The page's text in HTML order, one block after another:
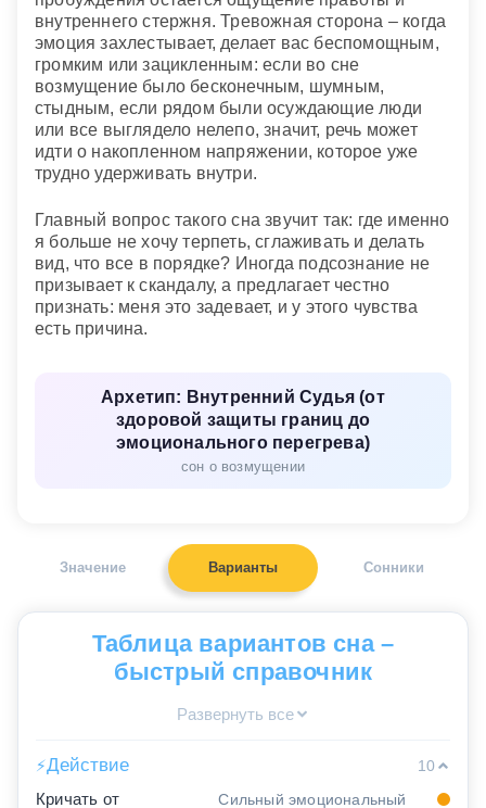
внутреннего стержня. Тревожная сторона – когда
эмоция захлестывает, делает вас беспомощным,
громким или зацикленным: если во сне
возмущение было бесконечным, шумным,
стыдным, если рядом были осуждающие люди
или все выглядело нелепо, значит, речь может
идти о накопленном напряжении, которое уже
трудно удерживать внутри.
Главный вопрос такого сна звучит так: где именно
я больше не хочу терпеть, сглаживать и делать
вид, что все в порядке? Иногда подсознание не
призывает к скандалу, а предлагает честно
признать: меня это задевает, и у этого чувства
есть причина.
Архетип: Внутренний Судья (от
здоровой защиты границ до
эмоционального перегрева)
сон о возмущении
Значение Варианты Сонники
Таблица вариантов сна –
быстрый справочник
Развернуть все
⚡Действие
10
Кричать от
Сильный эмоциональный